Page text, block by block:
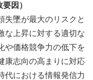
因）
失墜が最大のリスクと
な上昇に対する適切な
や価格競争力の低下を
康志向の高まりに対応
代における情報発信力